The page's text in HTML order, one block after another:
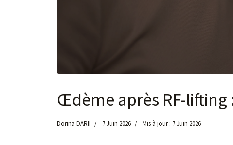
Œdème après RF-lifting
Dorina DARII 7 Juin 2026 Mis à jour : 7 Juin 2026